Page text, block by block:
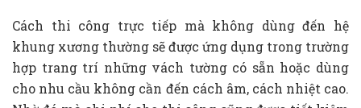
Cách thi công trực tiếp mà không dùng đến hệ
khung xương thường sẽ được ứng dụng trong trường
hợp trang trí những vách tường có sẵn hoặc dùng
cho nhu cầu không cần đến cách âm, cách nhiệt cao.